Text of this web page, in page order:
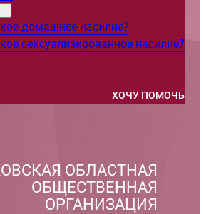
домашнее насилие?
сексуализированное насилие?
ХОЧУ ПОМОЧЬ
ОБЛАСТНАЯ
ОБЩЕСТВЕННАЯ
ОРГАНИЗАЦИЯ